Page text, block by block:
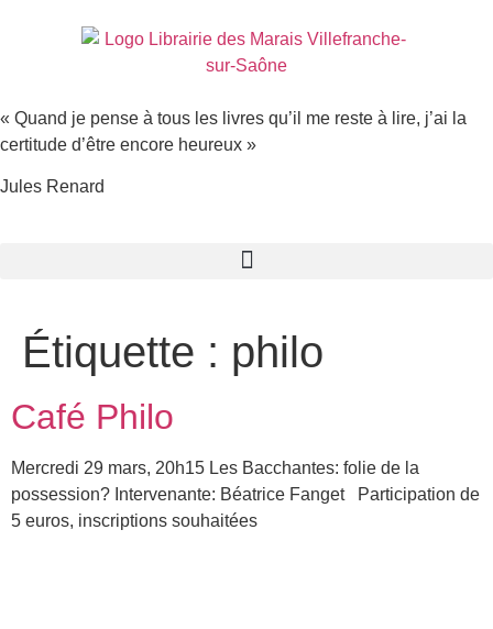
« Quand je pense à tous les livres qu’il me reste à lire, j’ai la
certitude d’être encore heureux »
Jules Renard
Étiquette : philo
Café Philo
Mercredi 29 mars, 20h15 Les Bacchantes: folie de la
possession? Intervenante: Béatrice Fanget Participation de
5 euros, inscriptions souhaitées